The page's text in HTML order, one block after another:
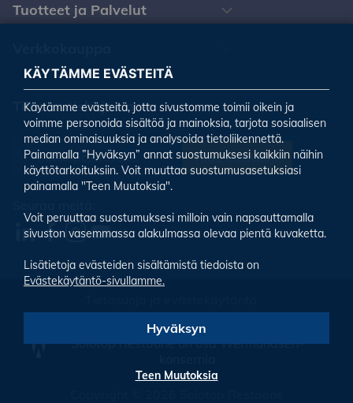
Tuotteet ja Palvelut
Tilaa uutiskirjeemme
Tilaa uutiskirje
Solotop Restaone on osa Wermundsen-
KÄYTÄMME EVÄSTEITÄ
Käytämme evästeitä, jotta sivustomme toimii oikein ja
voimme personoida sisältöä ja mainoksia, tarjota sosiaalisen
median ominaisuuksia ja analysoida tietoliikennettä.
Painamalla ”Hyväksyn” annat suostumuksesi kaikkiin näihin
käyttötarkoituksiin. Voit muuttaa suostumusasetuksiasi
painamalla "Teen Muutoksia".
Voit peruuttaa suostumuksesi milloin vain napsauttamalla
sivuston vasemmassa alakulmassa olevaa pientä kuvaketta.
Lisätietoja evästeiden sisältämistä tiedoista on
Evästekäytäntö-sivullamme.
Hyväksyn
Teen Muutoksia